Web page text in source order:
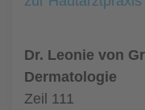
Dr. Leonie von
Dermatologie
Zeil 111